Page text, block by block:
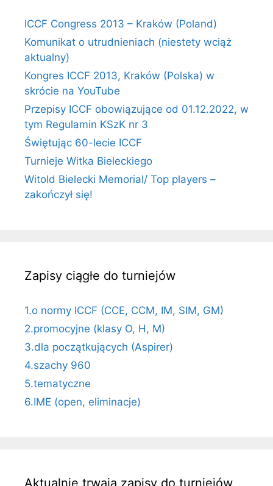
ICCF Congress 2013 – Kraków (Poland)
Komunikat o utrudnieniach (niestety wciąż
aktualny)
Kongres ICCF 2013, Kraków (Polska) w
skrócie na YouTube
Przepisy ICCF obowiązujące od 01.12.2022, w
tym Regulamin KSzK nr 3
Świętując 60-lecie ICCF
Turnieje Witka Bieleckiego
Witold Bielecki Memorial/ Top players –
zakończył się!
Zapisy ciągłe do turniejów
1.o normy ICCF (CCE, CCM, IM, SIM, GM)
2.promocyjne (klasy O, H, M)
3.dla początkujących (Aspirer)
4.szachy 960
5.tematyczne
6.IME (open, eliminacje)
Aktualnie trwają zapisy do turniejów